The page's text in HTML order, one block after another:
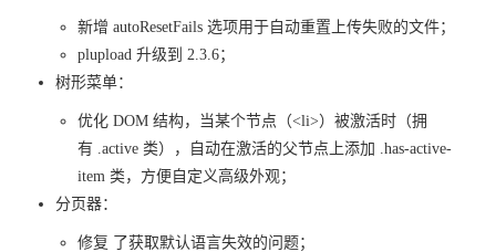
新增 autoResetFails 选项用于自动重置上传失败的文件；
plupload 升级到 2.3.6；
树形菜单：
优化 DOM 结构，当某个节点（<li>）被激活时（拥
有 .active 类），自动在激活的父节点上添加 .has-active-
item 类，方便自定义高级外观；
分页器：
修复 了获取默认语言失效的问题；